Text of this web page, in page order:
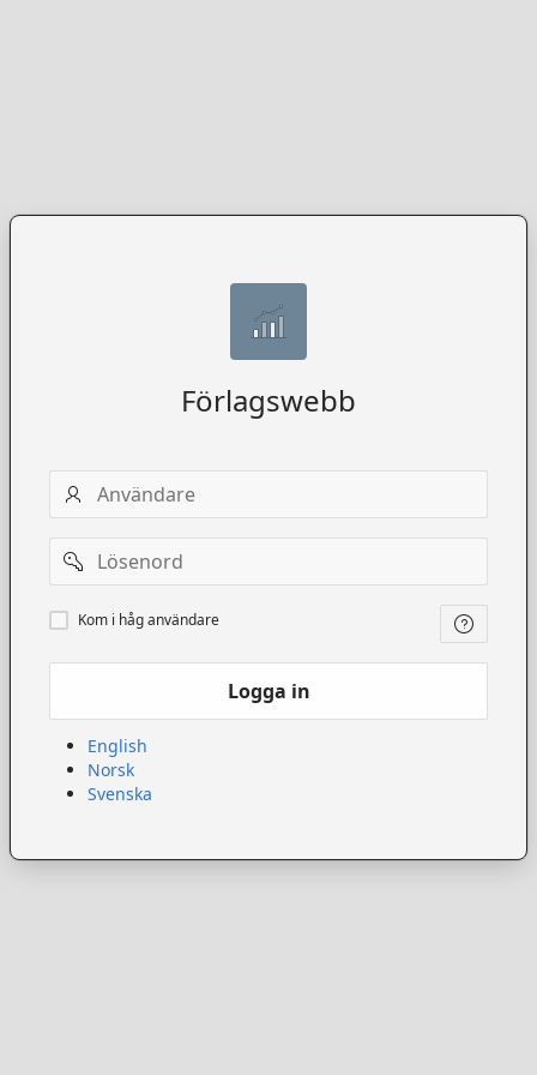
Förlagswebb
Användarnamn
Lösenord
Kom
ihåg
Kom i håg användare
Logga in
English
Norsk
Svenska